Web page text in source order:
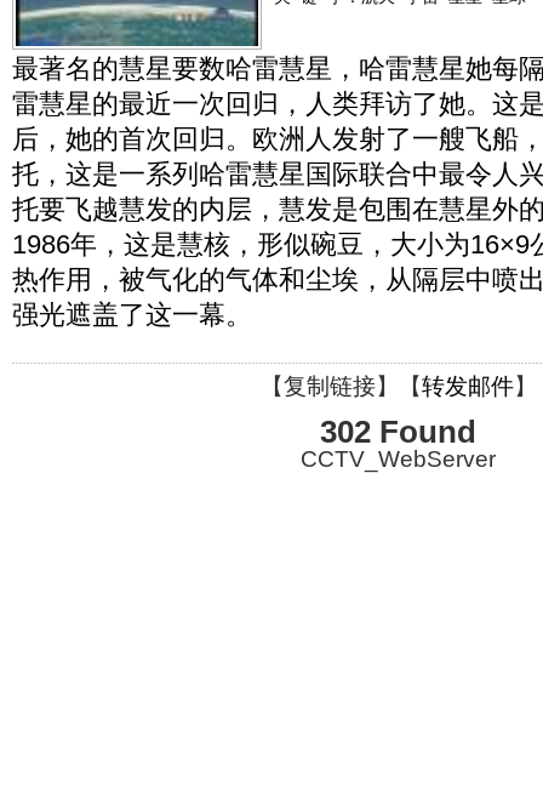
最著名的慧星要数哈雷慧星，哈雷慧星她每
雷慧星的最近一次回归，人类拜访了她。这
后，她的首次回归。欧洲人发射了一艘飞船
托，这是一系列哈雷慧星国际联合中最令人
托要飞越慧发的内层，慧发是包围在慧星外
1986年，这是慧核，形似碗豆，大小为16×9
热作用，被气化的气体和尘埃，从隔层中喷
强光遮盖了这一幕。
【复制链接】【转发邮件】
302 Found
CCTV_WebServer